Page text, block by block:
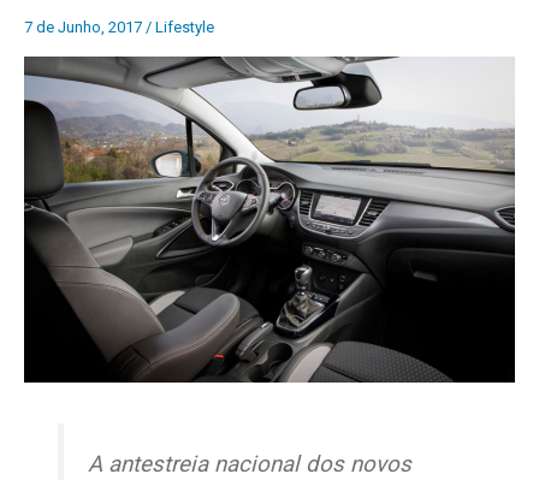
7 de Junho, 2017 / Lifestyle
A antestreia nacional dos novos